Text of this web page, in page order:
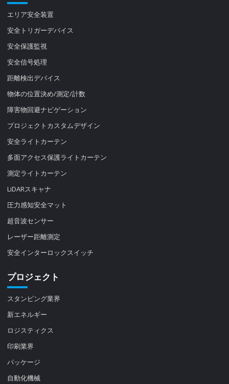
エリア安全装置
安全トリガーデバイス
安全保護監視
安全信号処理
距離検出デバイス
物体の位置決め/測定/計数
障害物回避ナビゲーション
プロジェクトカスタムデザイン
安全ライトカーテン
多面アクセス保護ライトカーテン
測定ライトカーテン
LiDARスキャナ
圧力感知安全マット
超音波センサー
レーザー距離測定
安全インターロックスイッチ
プロジェクト
スタンピング業界
新エネルギー
ロジスティクス
印刷業界
パッケージ
自動化機械